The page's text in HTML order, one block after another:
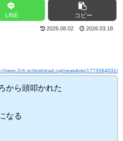
LINE コピー
2026.08.02 2026.03.18
viper.2ch.sc/test/read.cgi/news4vip/1773564031/
から頭叩かれた
なる